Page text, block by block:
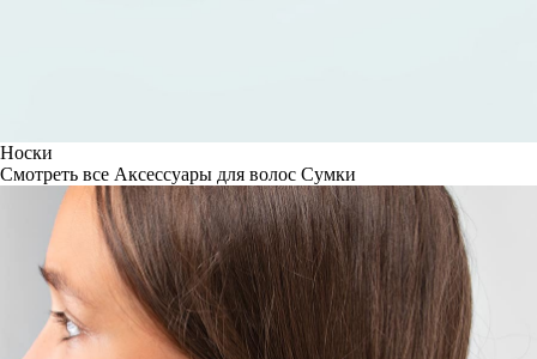
Носки
Смотреть все Аксессуары для волос Сумки